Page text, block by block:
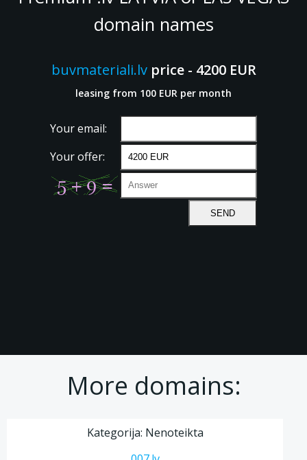
domain names
buvmateriali.lvprice - 4200 EUR
leasing from 100 EUR per month
Your email:
Your offer:
More domains:
Kategorija: Nenoteikta